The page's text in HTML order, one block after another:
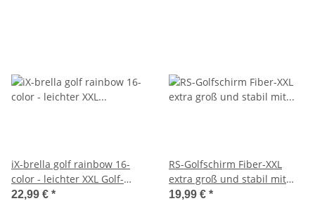
iX-brella golf rainbow 16-
color - leichter XXL Golf-
Partner-Regenschirm 16-
22,99 € *
RS-Golfschirm Fiber-XXL
extra groß und stabil mit
Fiberglas-Streben
19,99 € *